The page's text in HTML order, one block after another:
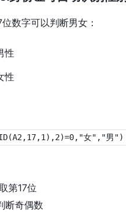
数字可以判断男女：
性
性
女","男")
第17位
断奇偶数